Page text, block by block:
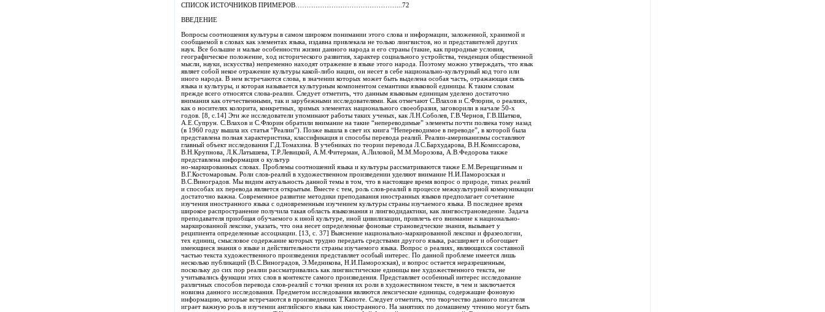
СПИСОК ИСТОЧНИКОВ ПРИМЕРОВ………………………………………...72
ВВЕДЕНИЕ
Вопросы соотношения культуры в самом широком понимании этого слова и информации, заложенной, хранимой и
сообщаемой в словах как элементах языка, издавна привлекала не только лингвистов, но и представителей других
наук. Все большие и малые особенности жизни данного народа и его страны (такие, как природные условия,
географическое положение, ход исторического развития, характер социального устройства, тенденция общественной
мысли, науки, искусства) непременно находят отражение в языке этого народа. Поэтому можно утверждать, что язык
являет собой некое отражение культуры какой-либо нации, он несет в себе национально-культурный код того или
иного народа. В нем встречаются слова, в значении которых может быть выделена особая часть, отражающая связь
языка и культуры, и которая называется культурным компонентом семантики языковой единицы. К таким словам
прежде всего относятся слова-реалии. Следует отметить, что данным языковым единицам уделено достаточно
внимания как отечественными, так и зарубежными исследователями. Как отмечают С.Влахов и С.Флорин, о реалиях,
как о носителях колорита, конкретных, зримых элементах национального своеобразия, заговорили в начале 50-х
годов. [8, с.14] Эти же исследователи упоминают работы таких ученых, как Л.Н.Соболев, Г.В.Чернов, Г.В.Шатков,
А.Е.Супрун. С.Влахов и С.Флорин обратили внимание на такие “непереводимые” элементы почти полвека тому назад
(в 1960 году вышла их статья “Реалии”). Позже вышла в свет их книга “Непереводимое в переводе”, в которой была
представлена полная характеристика, классификация и способы перевода реалий. Реалии-американизмы составляют
главный объект исследования Г.Д.Томахина. В учебниках по теории перевода Л.С.Бархударова, В.Н.Комиссарова,
В.Н.Крупнова, Л.К.Латышева, Т.Р.Левицкой, А.М.Фитерман, А.Лиловой, М.М.Морозова, А.В.Федорова также
представлена информация о культур
но-маркированных словах. Проблемы соотношений языка и культуры рассматриваются также Е.М.Верещагиным и
В.Г.Костомаровым. Роли слов-реалий в художественном произведении уделяют внимание Н.И.Паморозская и
В.С.Виноградов. Мы видим актуальность данной темы в том, что в настоящее время вопрос о природе, типах реалий
и способах их перевода является открытым. Вместе с тем, роль слов-реалий в процессе межкультурной коммуникации
достаточно важна. Современное развитие методики преподавания иностранных языков предполагает сочетание
изучения иностранного языка с одновременным изучением культуры страны изучаемого языка. В последнее время
широкое распространение получила такая область языкознания и лингводидактики, как лингвострановедение. Задача
преподавателя приобщая обучаемого к иной культуре, иной цивилизации, привлечь его внимание к национально-
маркированной лексике, указать, что она несет определенные фоновые страноведческие знания, вызывает у
реципиента определенные ассоциации. [13, с. 37] Выяснение национально-маркированной лексики и фразеологии,
тех единиц, смысловое содержание которых трудно передать средствами другого языка, расширяет и обогощает
имеющиеся знания о языке и действительности страны изучаемого языка. Вопрос о реалиях, являющихся составной
частью текста художественного произведения представляет особый интерес. По данной проблеме имеется лишь
несколько публикаций (В.С.Виноградов, Э.Медникова, Н.И.Паморозская), и вопрос остается неразрешенным,
поскольку до сих пор реалии рассматривались как лингвистические единицы вне художественного текста, не
учитывались функции этих слов в контексте самого произведения. Представляет особенный интерес исследование
различных способов перевода слов-реалий с точки зрения их роли в художествнном тексте, в чем и заключается
новизна данного исследования. Предметом исследования являются лексические единицы, содержащие фоновую
информацию, которые встречаются в произведениях Т.Капоте. Следует отметить, что творчество данного писателя
играет важную роль в изучении английского языка как иностранного. На занятиях по домашнему чтению могут быть